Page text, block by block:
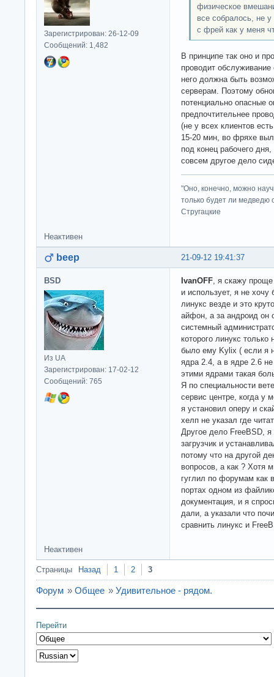
Зарегистрирован: 26-12-09
Сообщений: 1,482
физическое
все собралось, не
с фрей как у меня
В принципе так оно и
проводит
него должна быть
серверам. Поэтому
потенциально опасные
предпочтительнее
(не у всех клиентов
15-20 мин, во фряхе
под конец рабочего
совсем другое дело
"Оно, конечно, можно
только будет ли медведю
Стругацкие
Неактивен
21-09-12 19:41:37
beep
BSD
Из UA
Зарегистрирован: 17-02-12
Сообщений: 765
IvanOFF, я скажу проще
и использует, я не хочу
линукс везде и это
айфон, а за андроид он
системный
которого линукс
было ему Kylix ( если я
ядра 2.4, а в ядре 2.6
этими ядрами такая
Я по специальности
сервис центре, когда у
я установил оперу и
хелп не указал где
Другое дело FreeBSD,
загрузчик и
потому что на другой
вопросов, а как ? Хотя
гуглил по форумам как
портах одном из
документация, и я
дали, а указали что
сравнить линукс и
Неактивен
Страницы Назад 1 2 3
Форум » Общее » Удивительное - рядом.
Перейти